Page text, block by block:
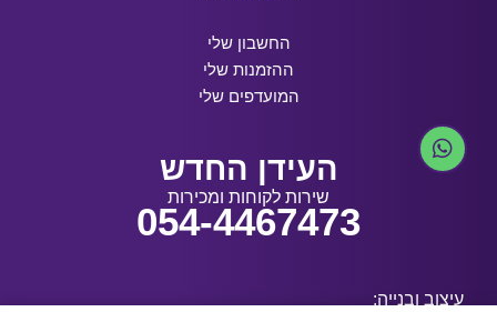
החשבון שלי
ההזמנות שלי
המועדפים שלי
העידן החדש
שירות לקוחות ומכירות
054-4467473
עיצוב ובנייה: